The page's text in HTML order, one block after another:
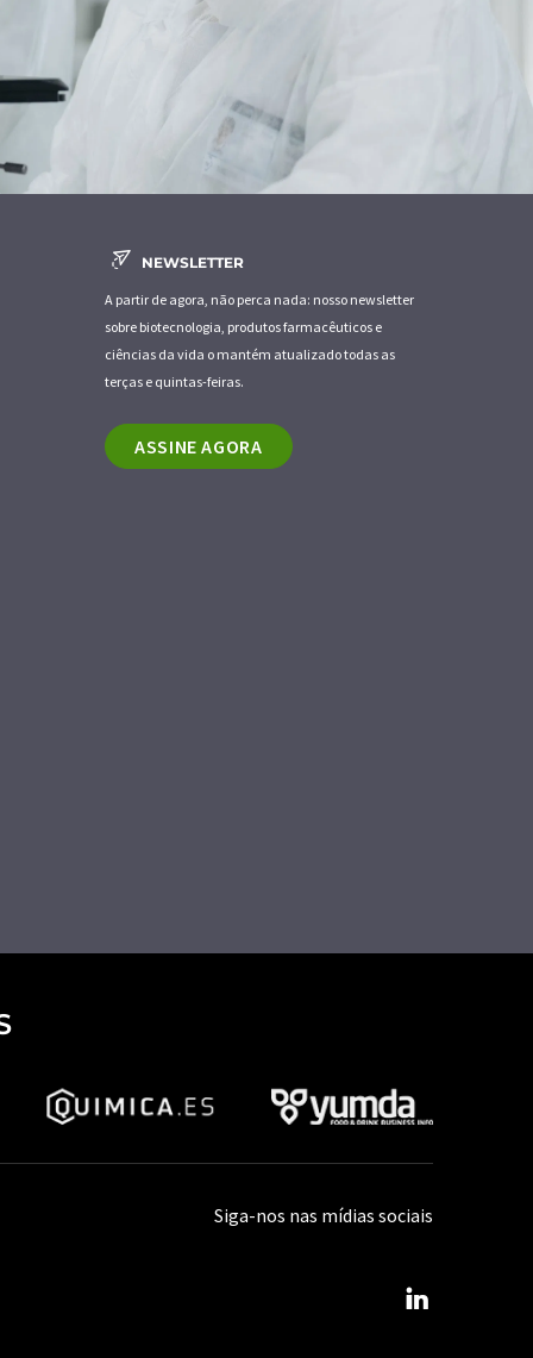
NEWSLETTER
A partir de agora, não perca nada: nosso newsletter
sobre biotecnologia, produtos farmacêuticos e
ciências da vida o mantém atualizado todas as
terças e quintas-feiras.
ASSINE AGORA
Siga-nos nas mídias sociais